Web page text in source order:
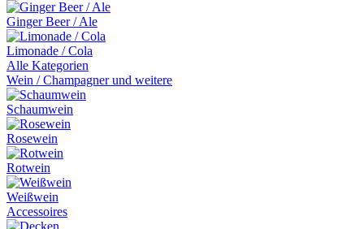
Ginger Beer / Ale
Limonade / Cola
Alle Kategorien
Wein / Champagner und weitere
Schaumwein
Rosewein
Rotwein
Weißwein
Accessoires